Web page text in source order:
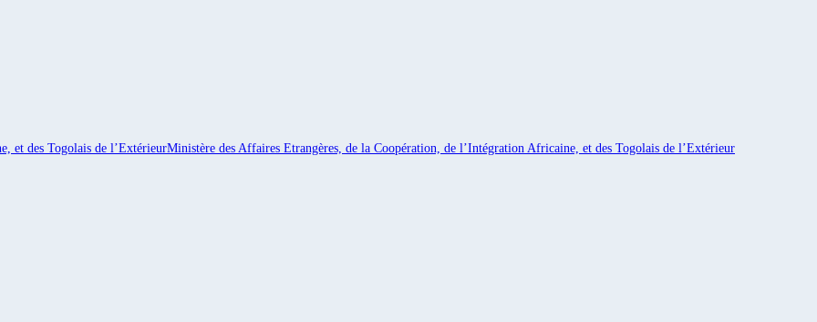
et des Togolais de l’ExtérieurMinistère des Affaires Etrangères, de la Coopération, de l’Intégration Africaine, et des Togolais de l’Extérieur